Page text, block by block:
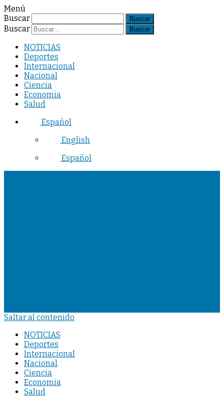
Menú
Buscar
Buscar
NOTICIAS
Deportes
Internacional
Nacional
Ciencia
Economia
Salud
Español
English
Español
Saltar al contenido
NOTICIAS
Deportes
Internacional
Nacional
Ciencia
Economia
Salud